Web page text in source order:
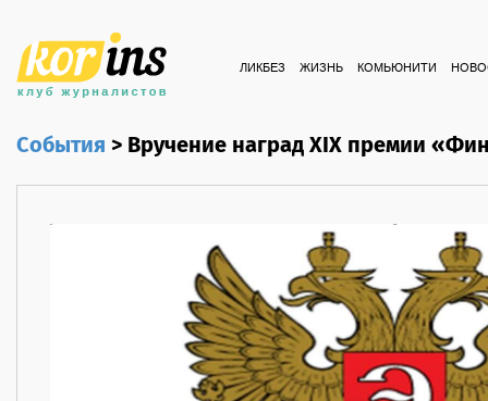
ЛИКБЕЗ ЖИЗНЬ КОМЬЮНИТИ
События>Вручение наград XIX премии